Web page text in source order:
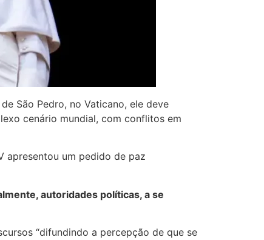
São Pedro, no Vaticano, ele deve
cenário mundial, com conflitos em
apresentou um pedido de paz
autoridades políticas, a se
“difundindo a percepção de que se